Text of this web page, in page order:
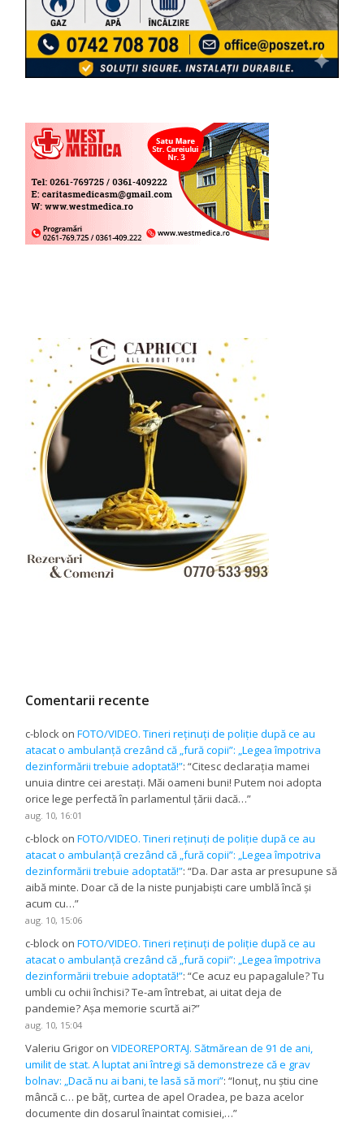
Comentarii recente
c-block onFOTO/VIDEO. Tineri reținuți de poliție după ce au
atacat o ambulanță crezând că „fură copii”: „Legea împotriva
dezinformării trebuie adoptată!”: “Citesc declarația mamei
unuia dintre cei arestați. Măi oameni buni! Putem noi adopta
orice lege perfectă în parlamentul țării dacă…”
aug. 10, 16:01
c-block onFOTO/VIDEO. Tineri reținuți de poliție după ce au
atacat o ambulanță crezând că „fură copii”: „Legea împotriva
dezinformării trebuie adoptată!”: “Da. Dar asta ar presupune să
aibă minte. Doar că de la niste punjabiști care umblă încă și
acum cu…”
aug. 10, 15:06
c-block onFOTO/VIDEO. Tineri reținuți de poliție după ce au
atacat o ambulanță crezând că „fură copii”: „Legea împotriva
dezinformării trebuie adoptată!”: “Ce acuz eu papagalule? Tu
umbli cu ochii închisi? Te-am întrebat, ai uitat deja de
pandemie? Așa memorie scurtă ai?”
aug. 10, 15:04
Valeriu Grigor onVIDEOREPORTAJ. Sătmărean de 91 de ani,
umilit de stat. A luptat ani întregi să demonstreze că e grav
bolnav: „Dacă nu ai bani, te lasă să mori”: “Ionuț, nu știu cine
mâncă c… pe băț, curtea de apel Oradea, pe baza acelor
documente din dosarul înaintat comisiei,…”